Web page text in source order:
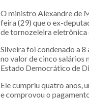
O ministro Alexandre de
feira (29) que o ex-
de tornozeleira eletrônica
Silveira foi condenado a 8
no valor de cinco salários
Estado Democrático de
Ele cumpriu quatro anos,
e comprovou o